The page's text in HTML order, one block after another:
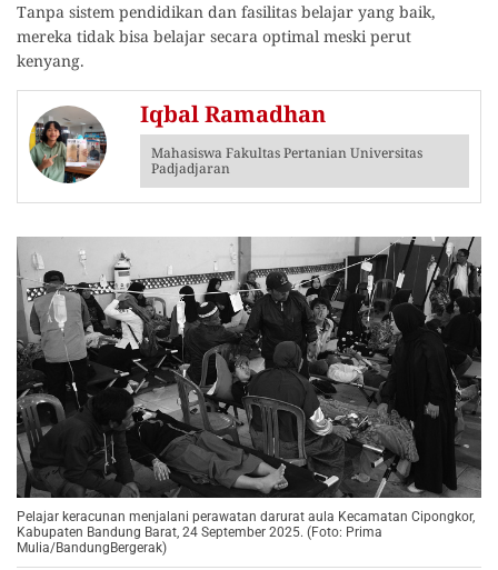
Tanpa sistem pendidikan dan fasilitas belajar yang baik,
mereka tidak bisa belajar secara optimal meski perut
kenyang.
Iqbal Ramadhan
Mahasiswa Fakultas Pertanian Universitas
Padjadjaran
Pelajar keracunan menjalani perawatan darurat aula Kecamatan Cipongkor,
Kabupaten Bandung Barat, 24 September 2025. (Foto: Prima
Mulia/BandungBergerak)